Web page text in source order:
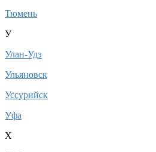
Тюмень
У
Улан-Удэ
Ульяновск
Уссурийск
Уфа
Х